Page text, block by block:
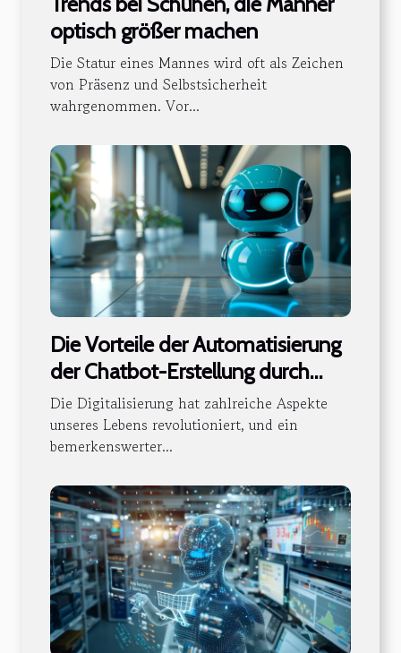
optisch größer machen
Die Statur eines Mannes wird oft als Zeichen
von Präsenz und Selbstsicherheit
wahrgenommen. Vor...
Die Vorteile der Automatisierung
der Chatbot-Erstellung durch
künstliche Intelligenz
Die Digitalisierung hat zahlreiche Aspekte
unseres Lebens revolutioniert, und ein
bemerkenswerter...